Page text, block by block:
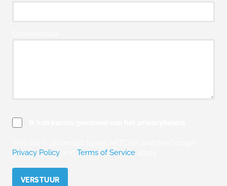
Privacy Policy
Terms of Service